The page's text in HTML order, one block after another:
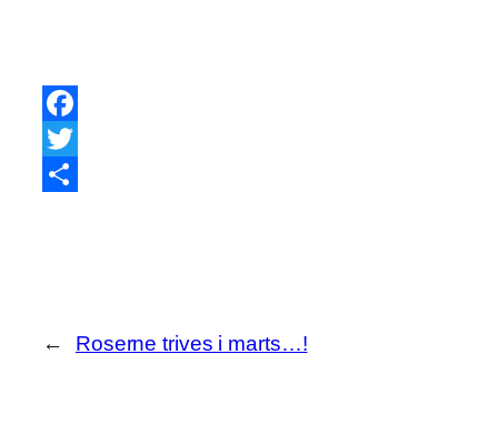
Facebook
Twitter
← Roserne trives i marts…!